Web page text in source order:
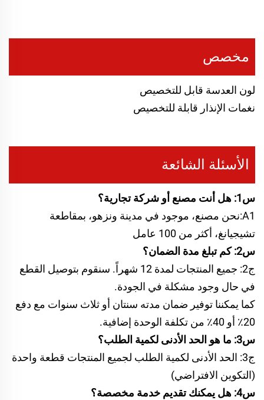
مخصص
لون العدسة قابل للتخصيص
نغمات الإنذار قابلة للتخصيص
الأسئلة الشائعة
س1: هل أنت مصنع أو شركة تجارية؟
A1:نحن مصنع، موجود في مدينة ونزهو، بمقاطعة
تشيجيانغ، أكثر من 100 عامل
س2: كم تبلغ مدة الضمان؟
ج2: جميع المنتجات لمدة 12 شهراً. سنقوم بتوصيل القطع
في حال وجود مشكلة في الجودة.
كما يمكننا توفير ضمان مدته سنتان أو ثلاث سنوات مع دفع
20٪ أو 40٪ من تكلفة الوحدة إضافية.
س3: ما هو الحد الأدنى لكمية الطلب؟
ج3: الحد الأدنى لكمية الطلب لجميع المنتجات قطعة واحدة
(التكوين الافتراضي)
س4: هل يمكنك تقديم خدمة مخصصة؟